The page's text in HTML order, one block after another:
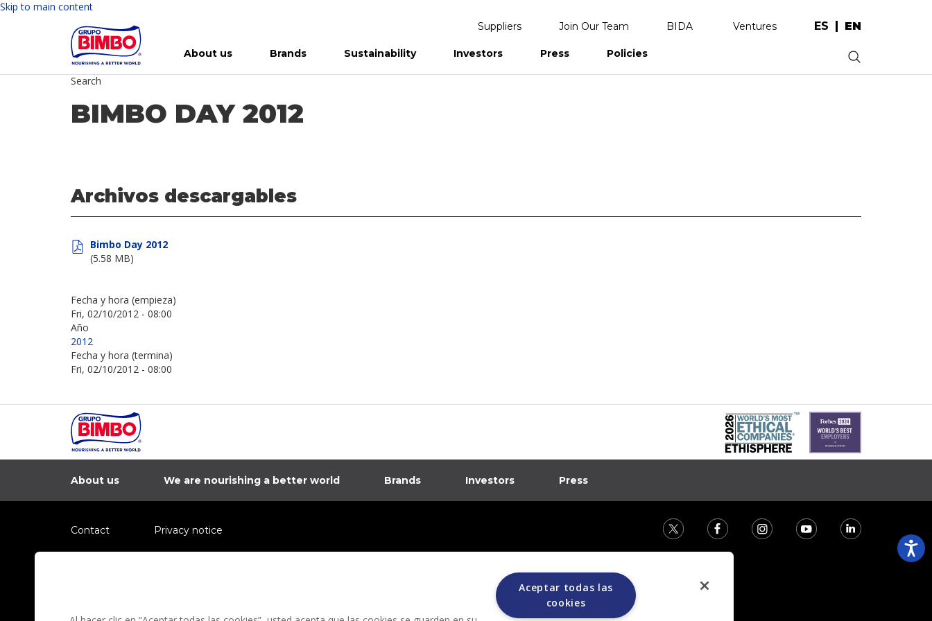
Skip to main content
Suppliers Join Our Team BIDA Ventures ES EN
About us Brands Sustainability Investors Press Policies
Search
.
BIMBO DAY 2012
Archivos descargables
Bimbo Day 2012
(5.58 MB)
Fecha y hora (empieza)
Fri, 02/10/2012 - 08:00
Año
2012
Fecha y hora (termina)
Fri, 02/10/2012 - 08:00
About us We are nourishing a better world Brands Investors Press
Contact Privacy notice
Aceptar todas las
cookies